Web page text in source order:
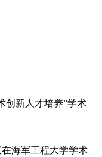
创新人才培养”学术
在海军工程大学学术